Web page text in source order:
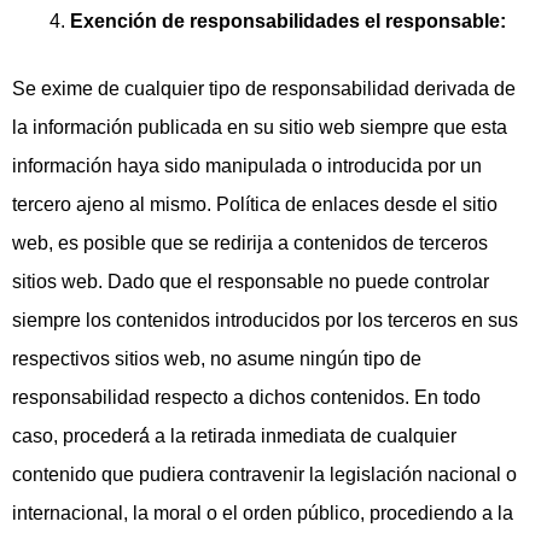
Exención de responsabilidades el responsable:
Se exime de cualquier tipo de responsabilidad derivada de
la información publicada en su sitio web siempre que esta
información haya sido manipulada o introducida por un
tercero ajeno al mismo. Política de enlaces desde el sitio
web, es posible que se redirija a contenidos de terceros
sitios web. Dado que el responsable no puede controlar
siempre los contenidos introducidos por los terceros en sus
respectivos sitios web, no asume ningún tipo de
responsabilidad respecto a dichos contenidos. En todo
caso, procederá́ a la retirada inmediata de cualquier
contenido que pudiera contravenir la legislación nacional o
internacional, la moral o el orden público, procediendo a la